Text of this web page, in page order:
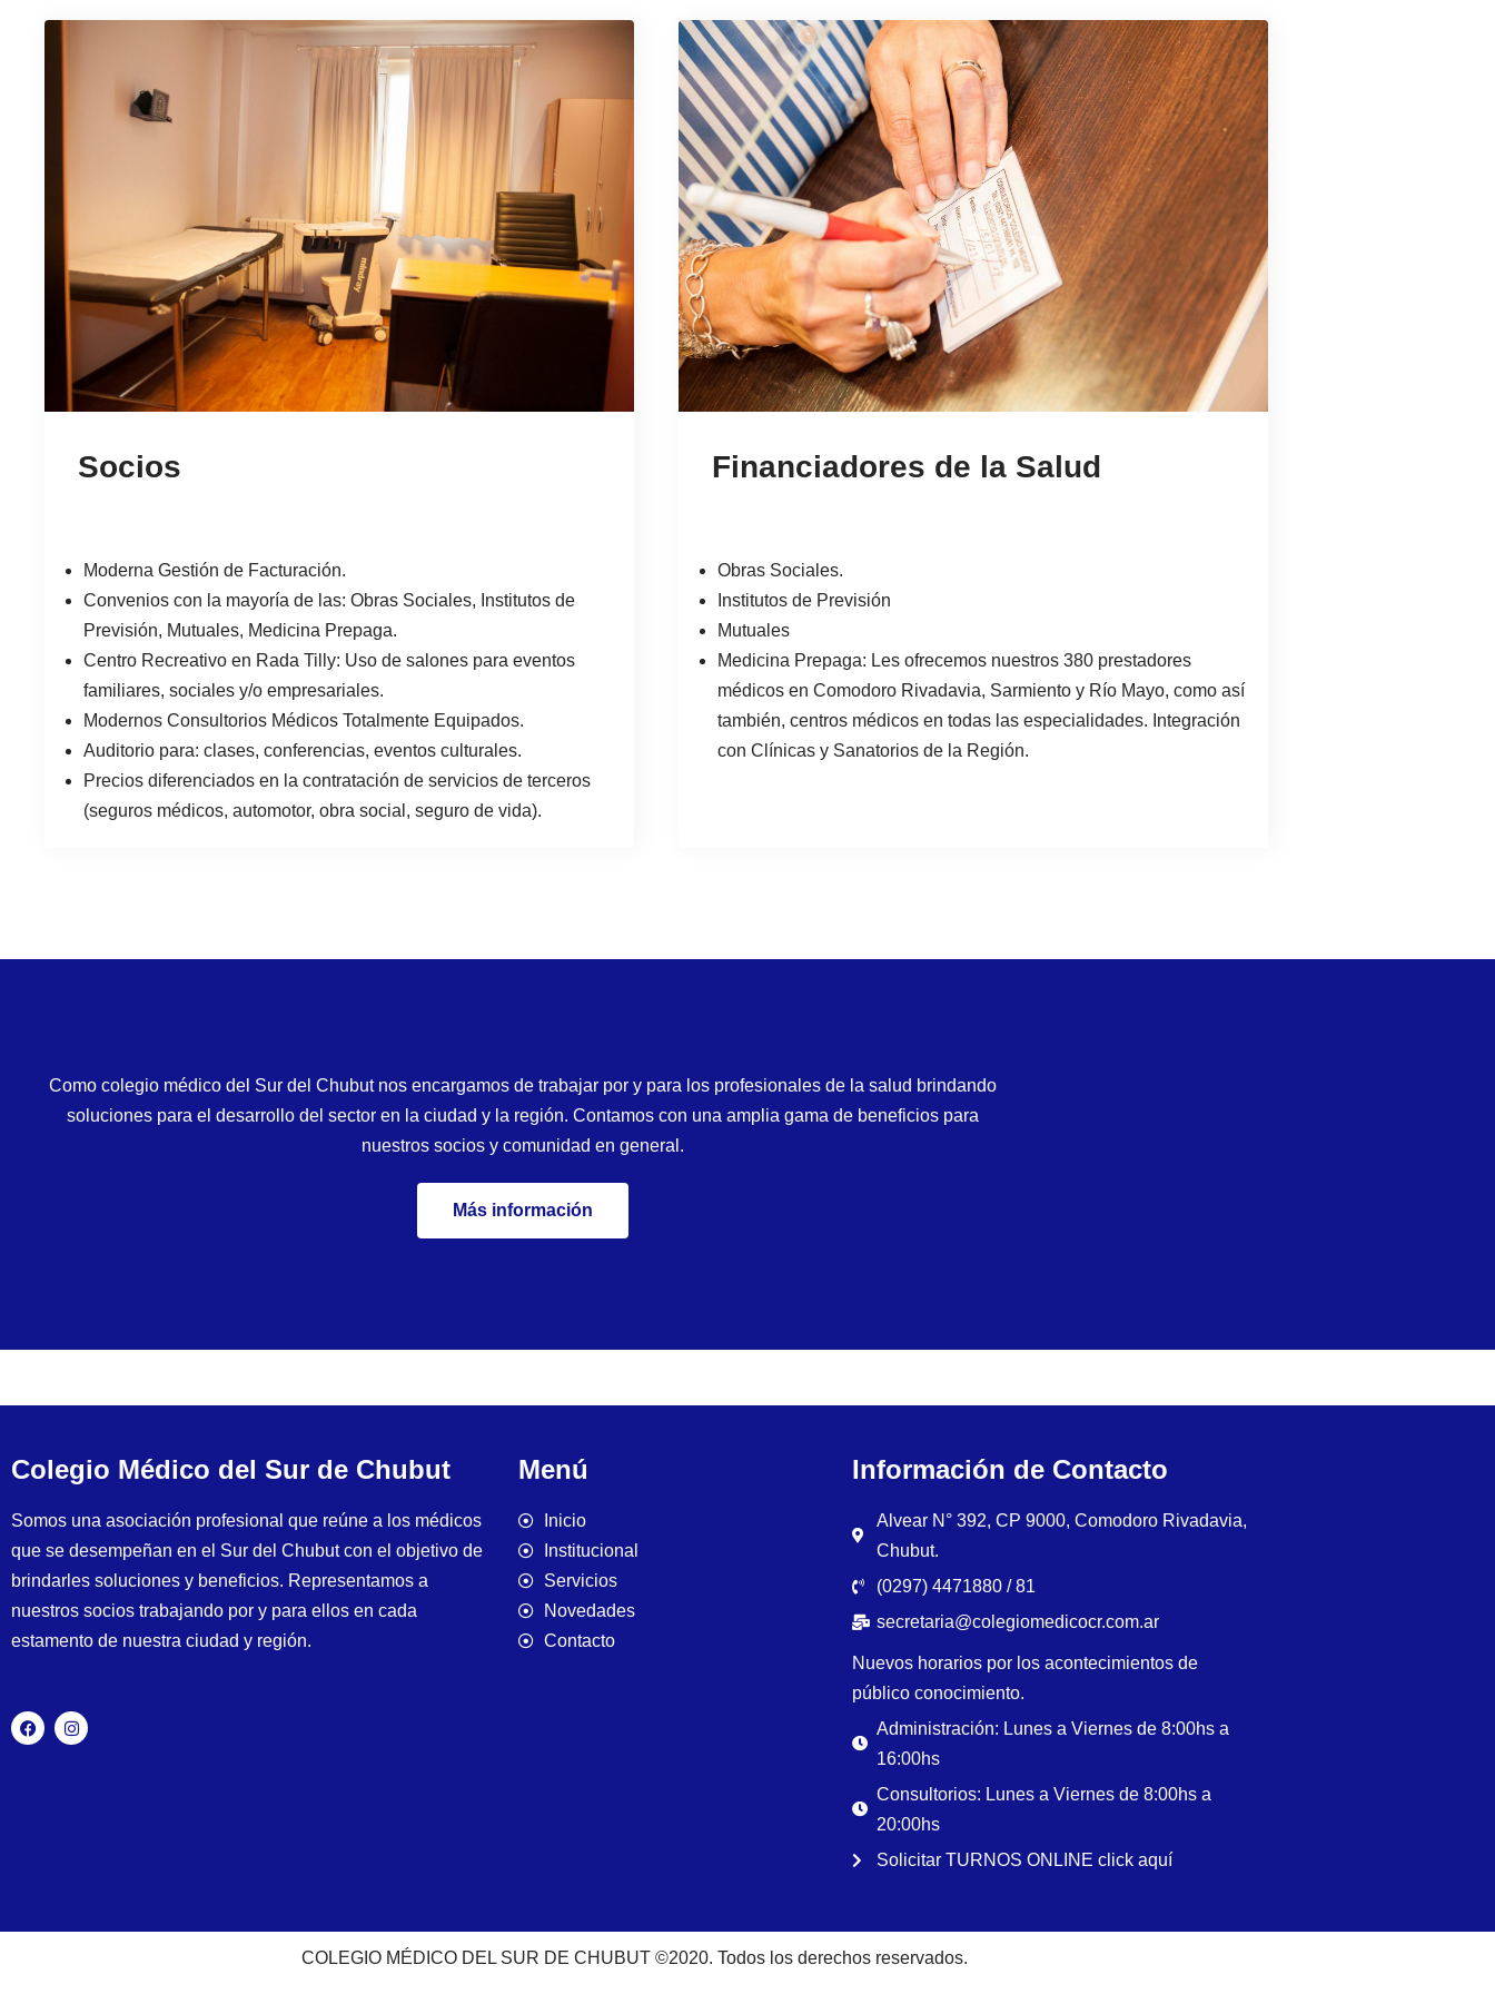
Socios
Moderna Gestión de Facturación.
Convenios con la mayoría de las: Obras Sociales, Institutos de
Previsión, Mutuales, Medicina Prepaga.
Centro Recreativo en Rada Tilly: Uso de salones para eventos
familiares, sociales y/o empresariales.
Modernos Consultorios Médicos Totalmente Equipados.
Auditorio para: clases, conferencias, eventos culturales.
Precios diferenciados en la contratación de servicios de terceros
(seguros médicos, automotor, obra social, seguro de vida).
Financiadores de la Salud
Obras Sociales.
Institutos de Previsión
Mutuales
Medicina Prepaga: Les ofrecemos nuestros 380 prestadores
médicos en Comodoro Rivadavia, Sarmiento y Río Mayo, como así
también, centros médicos en todas las especialidades. Integración
con Clínicas y Sanatorios de la Región.
Como colegio médico del Sur del Chubut nos encargamos de trabajar por y para los profesionales de la salud brindando
soluciones para el desarrollo del sector en la ciudad y la región. Contamos con una amplia gama de beneficios para
nuestros socios y comunidad en general.
Más información
Colegio Médico del Sur de Chubut
Somos una asociación profesional que reúne a los médicos
que se desempeñan en el Sur del Chubut con el objetivo de
brindarles soluciones y beneficios. Representamos a
nuestros socios trabajando por y para ellos en cada
estamento de nuestra ciudad y región.
Menú
Inicio
Institucional
Servicios
Novedades
Contacto
Información de Contacto
Alvear N° 392, CP 9000, Comodoro Rivadavia,
Chubut.
(0297) 4471880 / 81
secretaria@colegiomedicocr.com.ar
Nuevos horarios por los acontecimientos de
público conocimiento.
Administración: Lunes a Viernes de 8:00hs a
16:00hs
Consultorios: Lunes a Viernes de 8:00hs a
20:00hs
Solicitar TURNOS ONLINE click aquí
COLEGIO MÉDICO DEL SUR DE CHUBUT ©2020. Todos los derechos reservados.